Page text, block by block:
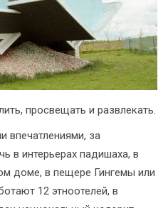
просвещать и развлекать.
за
в интерьерах падишаха, в
доме, в пещере Гингемы или
12 этноотелей, в